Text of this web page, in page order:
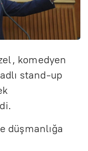
komedyen
stand-up
düşmanlığa